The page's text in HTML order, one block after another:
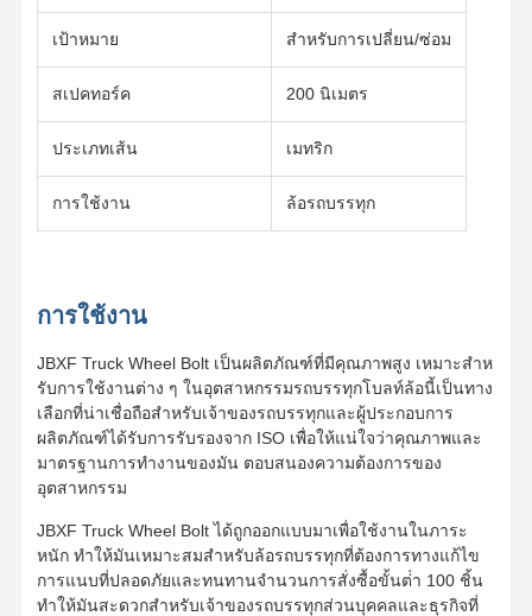
เป้าหมาย สําหรับการเปลี่ยน/ซ่อม
สเปคทอร์ค 200 นิเมตร
ประเภทเส้น เมทริก
การใช้งาน ล้อรถบรรทุก
การใช้งาน
JBXF Truck Wheel Bolt เป็นผลิตภัณฑ์ที่มีคุณภาพสูง เหมาะสําห
รับการใช้งานต่าง ๆ ในอุตสาหกรรมรถบรรทุกโบลท์ล้อนี้เป็นทาง
เลือกที่น่าเชื่อถือสําหรับเจ้าของรถบรรทุกและผู้ประกอบการ
ผลิตภัณฑ์ได้รับการรับรองจาก ISO เพื่อให้แน่ใจว่าคุณภาพและ
มาตรฐานการทํางานของมัน ตอบสนองความต้องการของ
อุตสาหกรรม
JBXF Truck Wheel Bolt ได้ถูกออกแบบมาเพื่อใช้งานในภาระ
หนัก ทําให้มันเหมาะสมสําหรับล้อรถบรรทุกที่ต้องการทางแก้ไข
การแนบที่ปลอดภัยและทนทานจํานวนการสั่งซื้อขั้นต่ํา 100 ชิ้น
ทําให้มันสะดวกสําหรับเจ้าของรถบรรทุกส่วนบุคคลและธุรกิจที่